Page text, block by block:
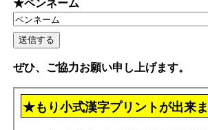
★ペンネーム
ぜひ、ご協力お願い申し上げます。